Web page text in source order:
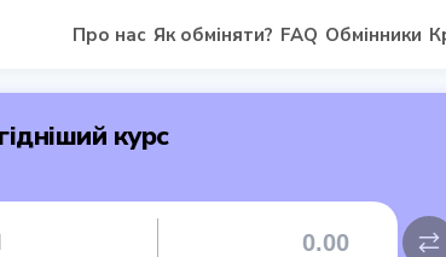
Про нас Як обміняти? FAQ Обмінники
курс